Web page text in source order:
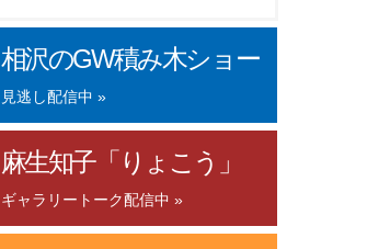
相沢のGW積み木ショー
見逃し配信中 »
麻生知子「りょこう」
ギャラリートーク配信中 »